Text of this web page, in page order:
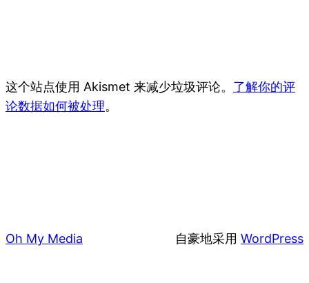
这个站点使用 Akismet 来减少垃圾评论。 了解你的评
论数据如何被处理。
Oh My Media 自豪地采用 WordPress